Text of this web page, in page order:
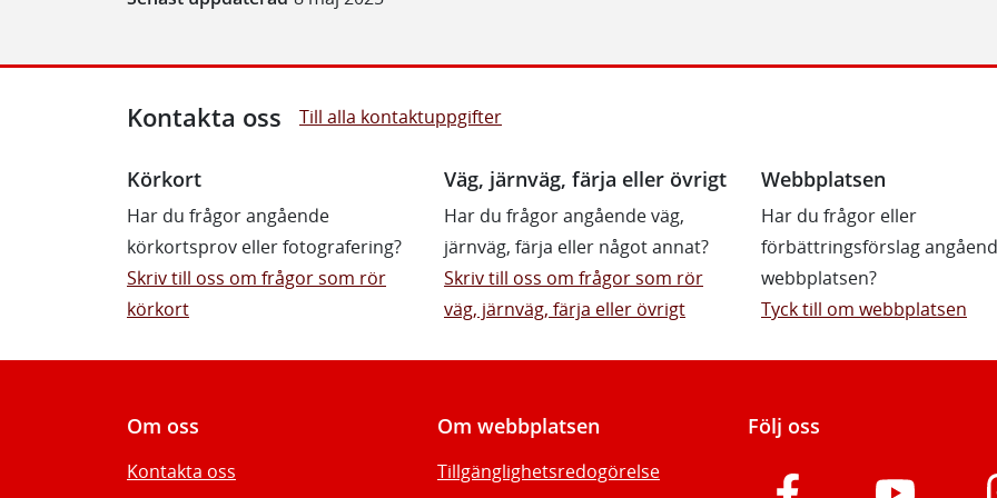
Kontakta oss Till alla kontaktuppgifter
Körkort
Har du frågor angående
körkortsprov eller fotografering?
Skriv till oss om frågor som rör
körkort
Väg, järnväg, färja eller övrigt
Har du frågor angående väg,
järnväg, färja eller något annat?
Skriv till oss om frågor som rör
väg, järnväg, färja eller övrigt
Webbplatsen
Har du frågor eller
förbättringsförslag
webbplatsen?
Tyck till om webbplatsen
Om oss
Kontakta oss
Om webbplatsen
Tillgänglighetsredogörelse
Följ oss